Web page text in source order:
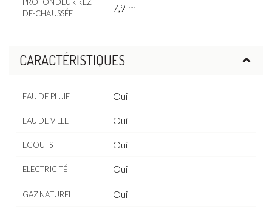
DE-CHAUSSÉE
7,9 m
CARACTÉRISTIQUES
EAU DE PLUIE Oui
EAU DE VILLE Oui
EGOUTS Oui
ELECTRICITÉ Oui
GAZ NATUREL Oui